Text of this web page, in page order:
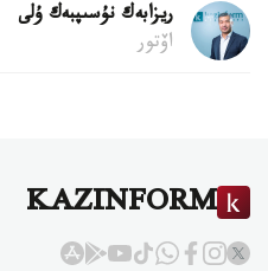
ريزابەك نۇسىپبەك ۇلى
اۆتور
KAZINFORM